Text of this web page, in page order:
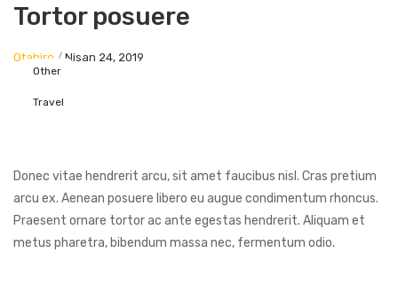
Tortor posuere
Otahiro / Nisan 24, 2019
Other
Travel
Donec vitae hendrerit arcu, sit amet faucibus nisl. Cras pretium
arcu ex. Aenean posuere libero eu augue condimentum rhoncus.
Praesent ornare tortor ac ante egestas hendrerit. Aliquam et
metus pharetra, bibendum massa nec, fermentum odio.